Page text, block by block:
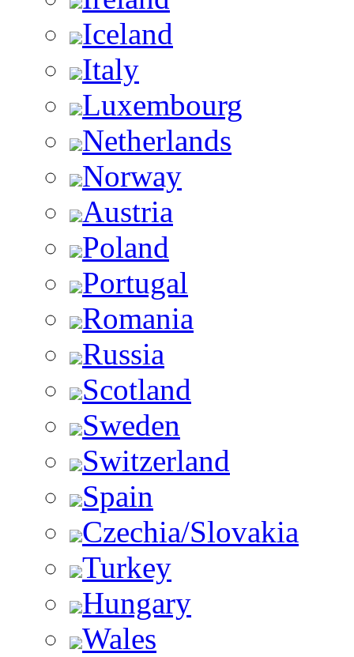
Iceland
Italy
Luxembourg
Netherlands
Norway
Austria
Poland
Portugal
Romania
Russia
Scotland
Sweden
Switzerland
Spain
Czechia/Slovakia
Turkey
Hungary
Wales